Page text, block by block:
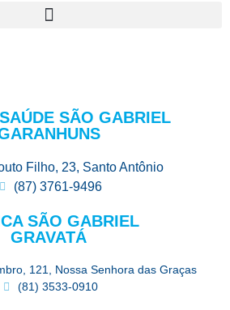
SÃO GABRIEL
Filho, 23, Santo Antônio
(87) 3761-9496
SÃO GABRIEL
GRAVATÁ
121, Nossa Senhora das Graças
(81) 3533-0910